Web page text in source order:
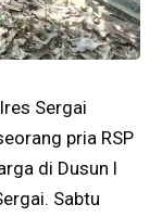
Sergai
pria RSP
di Dusun l
Sabtu